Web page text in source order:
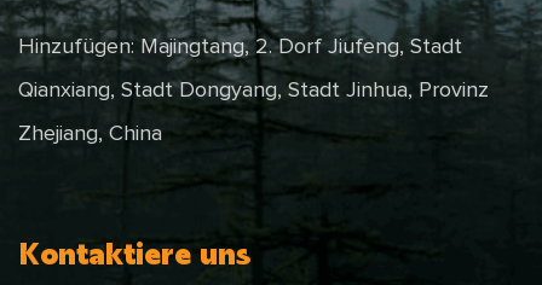
Hinzufügen: Majingtang, 2. Dorf Jiufeng, Stadt
Qianxiang, Stadt Dongyang, Stadt Jinhua, Provinz
Zhejiang, China
Kontaktiere uns